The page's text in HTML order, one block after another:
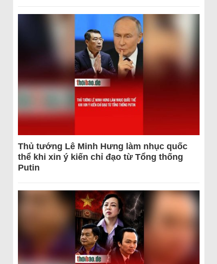
Thủ tướng Lê Minh Hưng làm nhục quốc
thể khi xin ý kiến chỉ đạo từ Tổng thống
Putin